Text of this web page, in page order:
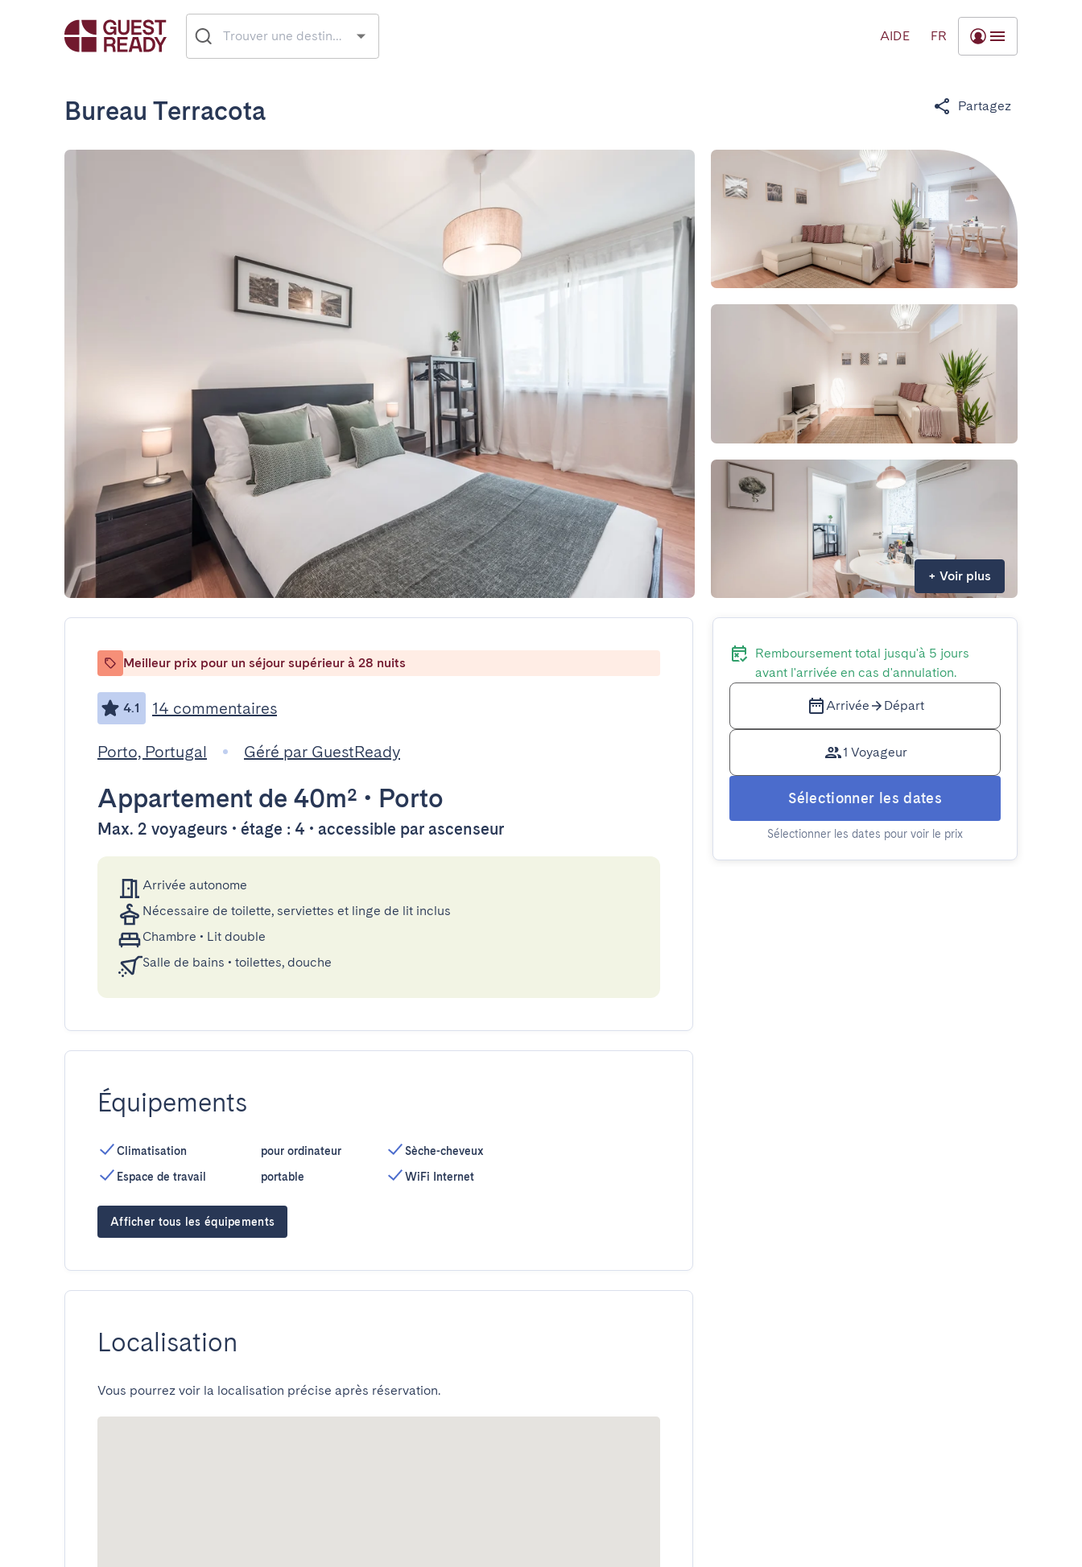
AIDE FR
Bureau Terracota Partagez
+ Voir plus
Meilleur prix pour un séjour supérieur à 28 nuits
4.1 14 commentaires
Porto, Portugal Géré par GuestReady
Appartement de 40m² • Porto
Max. 2 voyageurs • étage : 4 • accessible par ascenseur
Arrivée autonome
Nécessaire de toilette, serviettes et linge de lit inclus
Chambre • Lit double
Salle de bains • toilettes, douche
Équipements
Climatisation
Espace de travail
pour ordinateur
portable
Sèche-cheveux
WiFi Internet
Afficher tous les équipements
Localisation
Vous pourrez voir la localisation précise après réservation.
Remboursement total jusqu'à 5 jours
avant l'arrivée en cas d'annulation.
Arrivée Départ
1 Voyageur
Sélectionner les dates
Sélectionner les dates pour voir le prix